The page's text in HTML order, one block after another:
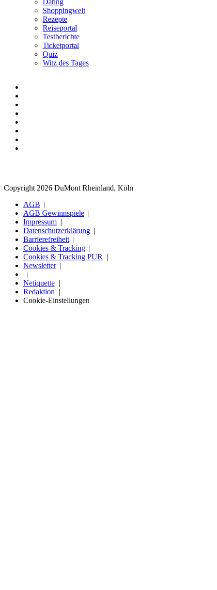
Dating
Shoppingwelt
Rezepte
Reiseportal
Testberichte
Ticketportal
Quiz
Witz des Tages
Copyright 2026 DuMont Rheinland, Köln
AGB
AGB Gewinnspiele
Impressum
Datenschutzerklärung
Barrierefreiheit
Cookies & Tracking
Cookies & Tracking PUR
Newsletter
Netiquette
Redaktion
Cookie-Einstellungen